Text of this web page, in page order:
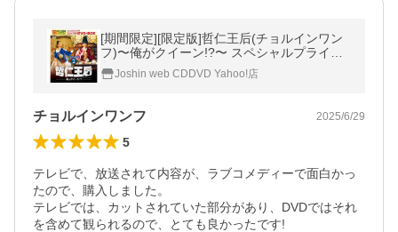
[期間限定][限定版]哲仁王后(チョルインワン
フ)〜俺がクイーン!?〜 スペシャルプライス
版コンパクトDVD-BOX2＜期間限定＞/シ
ン・ヘソン[DVD]【返品種別A】
Joshin web CDDVD Yahoo!店
チョルインワンフ 2025/6/29
5
テレビで、放送されて内容が、ラブコメディーで面白かっ
たので、購入しました。
テレビでは、カットされていた部分があり、DVDではそれ
を含めて観られるので、とても良かったです!